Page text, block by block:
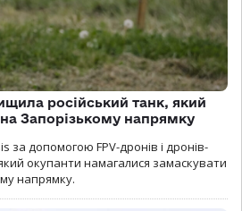
російський танк, який
на Запорізькому напрямку
за допомогою FPV-дронів і дронів-
окупанти намагалися замаскувати
напрямку.